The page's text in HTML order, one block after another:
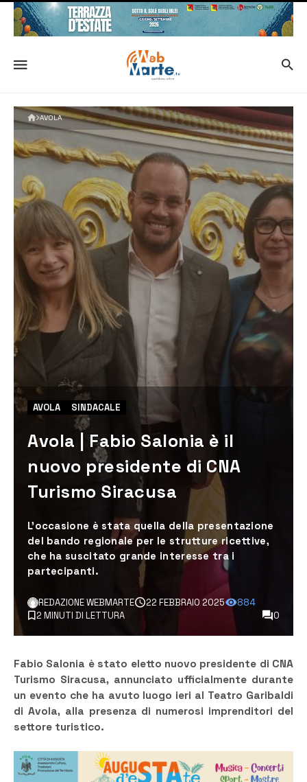
AVOLA
AVOLA SINDACALE
Avola | Fabio Salonia è il
nuovo presidente di CNA
Turismo Siracusa
L'occasione è stata quella della presentazione
del bando regionale per le strutture ricettive,
che ha suscitato grande interesse tra i
partecipanti.
REDAZIONE WEBMARTE 22 FEBBRAIO 2025
884
2 MINUTI DI LETTURA
0
Fabio Salonia è stato eletto nuovo presidente di CNA
Turismo Siracusa, annunciato ufficialmente durante
un evento che ha avuto luogo ieri al Teatro Garibaldi
di Avola, alla presenza di numerosi imprenditori del
settore turistico.